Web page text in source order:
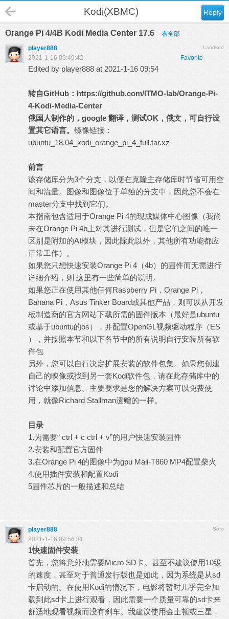
Reply
Kodi(XBMC)
Orange Pi 4/4B Kodi Media Center 17.6 看全部
Landlord
player888
Favorite
2021-1-16 09:49:42
Edited by player888 at 2021-1-16 09:54
转自GitHub ： https://github.com/ITMO-lab/Orange-Pi-
4-Kodi-Media-Center
俄国人制作的， google 翻译，测试OK ，俄文，可自行设
置其它语言。 镜像链接：
ubuntu_18.04_kodi_orange_pi_4_full.tar.xz
前言
该存储库分为3个分支，以便在克隆主存储库时节省可用空
间和流量。图像和图像位于单独的分支中，因此您不会在
master分支中找到它们。
本指南包含适用于Orange Pi 4的现成媒体中心图像（我尚
未在Orange Pi 4b上对其进行测试，但是它们之间的唯一
区别是附加的AI模块，因此除此以外，其他所有功能都应
正常工作）。
如果您只想快速安装Orange Pi 4（4b）的固件而无需进行
详细介绍，则 这里有一些简单的说明。
如果您正在使用其他任何Raspberry Pi，Orange Pi，
Banana Pi，Asus Tinker Board或其他产品，则可以从开发
板制造商的官方网站下载所需的固件版本（最好是ubuntu
或基于ubuntu的os），并配置OpenGL视频驱动程序（ES
），并按照本节和以下各节中的所有说明 自行安装所有软
件包
另外，您可以自行决定扩展安装的软件包集。如果您创建
自己的映像或找到另一套Kodi软件包，请在此存储库中的
讨论中添加信息。主要要求是您的解决方案可以免费使
用，就像Richard Stallman遗赠的一样。
目录
1.为需要“ ctrl + c ctrl + v”的用户快速安装固件
2.安装和配置官方固件
3.在Orange Pi 4的图像中为gpu Mali-T860 MP4配置柴火
4.使用插件安装和配置Kodi
5固件芯片的一般描述和总结
Sofa
player888
2021-1-16 09:56:31
1快速固件安装
首先，您将意外地需要Micro SD卡。甚至不建议使用10级
的速度，甚至对于普通发行版也是如此，因为系统是从sd
卡启动的。在使用Kodi的情况下，电影将暂时几乎完全加
载到此sd卡上进行观看，因此需要一个质量可靠的sd卡来
舒适地观看视频而没有刹车。我建议使用金士顿或三星，